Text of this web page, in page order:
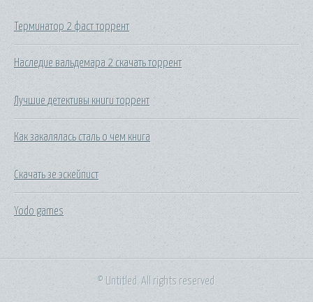
Терминатор 2 фаст торрент
Наследие вальдемара 2 скачать торрент
Лучшие детективы книги торрент
Как закалялась сталь о чем книга
Скачать зе эскейпист
Yodo games
© Untitled. All rights reserved.